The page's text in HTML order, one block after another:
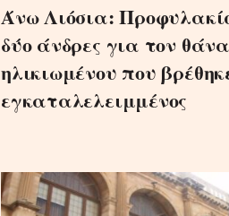
Άνω Λιόσια:
δύο άνδρες για τον
ηλικιωμένου που
εγκαταλελειμμένος